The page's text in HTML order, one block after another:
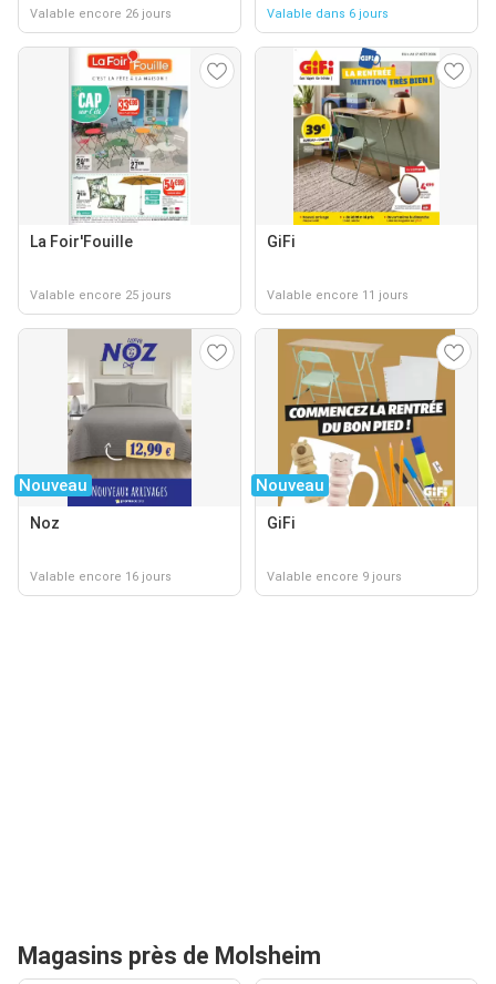
Valable encore 26 jours Valable dans 6 jours
La Foir'Fouille
Valable encore 25 jours
GiFi
Valable encore 11 jours
Nouveau
Noz
Valable encore 16 jours
Nouveau
GiFi
Valable encore 9 jours
Magasins près de Molsheim